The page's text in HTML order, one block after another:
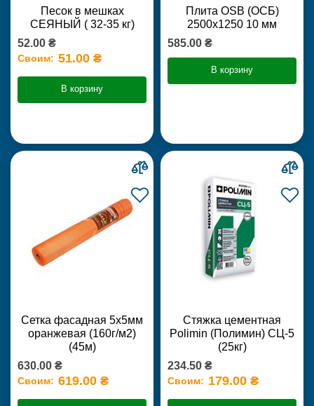
Песок в мешках
СЕЯНЫЙ ( 32-35 кг)
52.00 ₴
Своим: 51.00 ₴
В корзину
Плита OSB (ОСБ)
2500х1250 10 мм
585.00 ₴
В корзину
Сетка фасадная 5х5мм
оранжевая (160г/м2)
(45м)
630.00 ₴
Своим: 619.00 ₴
Стяжка цементная
Polimin (Полимин) СЦ-5
(25кг)
234.50 ₴
Своим: 179.00 ₴